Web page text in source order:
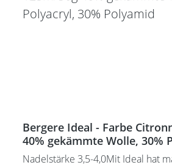
Bergere Ideal - Farbe
40% gekämmte Wolle, 30%
Polyamid
Nadelstärke 3,5-4,0Mit Ideal hat